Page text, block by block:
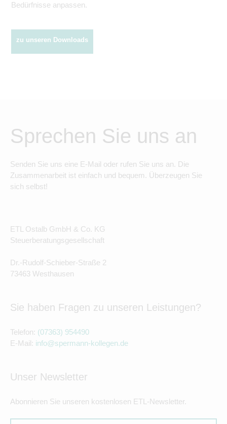
Bedürfnisse anpassen.
zu unseren Downloads
Sprechen Sie uns an
Senden Sie uns eine E-Mail oder rufen Sie uns an. Die
Zusammenarbeit ist einfach und bequem. Überzeugen Sie
sich selbst!
ETL Ostalb GmbH & Co. KG
Steuerberatungsgesellschaft
Dr.-Rudolf-Schieber-Straße 2
73463 Westhausen
Sie haben Fragen zu unseren Leistungen?
Telefon: (07363) 954490
E-Mail: info@spermann-kollegen.de
Unser Newsletter
Abonnieren Sie unseren kostenlosen ETL-Newsletter.